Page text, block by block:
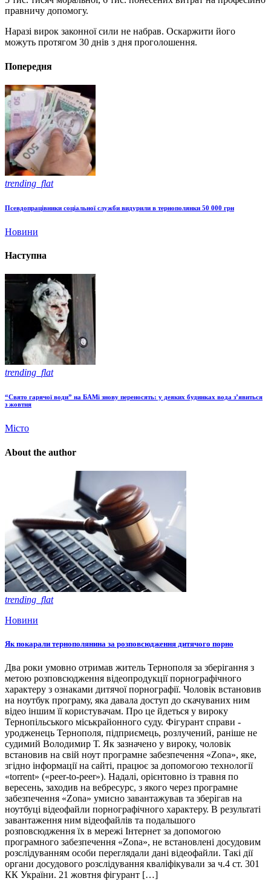
правничу допомогу.
Наразі вирок законної сили не набрав. Оскаржити його
можуть протягом 30 днів з дня проголошення.
Попередня
trending_flat
Псевдопрацівники соціальної служби видурили в тернополянки 50 000 грн
Новини
Наступна
trending_flat
“Свято гарячої води” на БАМі знову переносять: у деяких будинках вода з’явиться
з жовтня
Місто
About the author
trending_flat
Новини
Як покарали тернополянина за розповсюдження дитячого порно
Два роки умовно отримав житель Тернополя за зберігання з
метою розповсюдження відеопродукції порнографічного
характеру з ознаками дитячої порнографії. Чоловік встановив
на ноутбук програму, яка давала доступ до скачуваних ним
відео іншим її користувачам. Про це йдеться у вироку
Тернопільського міськрайонного суду. Фігурант справи -
уродженець Тернополя, підприємець, розлучений, раніше не
судимий Володимир Т. Як зазначено у вироку, чоловік
встановив на свій ноут програмне забезпечення «Zona», яке,
згідно інформації на сайті, працює за допомогою технології
«torrent» («peer-to-peer»). Надалі, орієнтовно із травня по
вересень, заходив на вебресурс, з якого через програмне
забезпечення «Zona» умисно завантажував та зберігав на
ноутбуці відеофайли порнографічного характеру. В результаті
завантаження ним відеофайлів та подальшого
розповсюдження їх в мережі Інтернет за допомогою
програмного забезпечення «Zona», не встановлені досудовим
розслідуванням особи переглядали дані відеофайли. Такі дії
органи досудового розслідування кваліфікували за ч.4 ст. 301
КК України. 21 жовтня фігурант […]